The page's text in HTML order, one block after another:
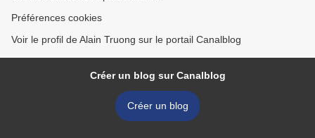
Préférences cookies
Voir le profil de Alain Truong sur le portail Canalblog
Créer un blog sur Canalblog
Créer un blog